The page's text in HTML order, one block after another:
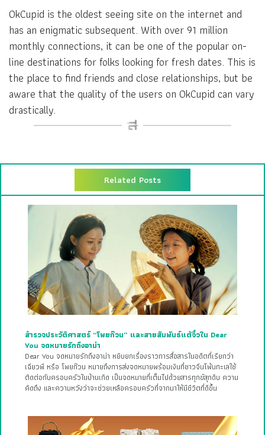
OkCupid is the oldest seeing site on the internet and
has an enigmatic subsequent. With over 91 million
monthly connections, it can be one of the popular on-
line destinations for folks looking for fresh dates. This is
the place to find friends and close relationships, but be
aware that the quality of the users on OkCupid can vary
drastically.
Related Posts
สำรวจประวัติศาสตร์ “โพยก๊วน” และสายสัมพันธ์แต้จิ๋วใน Dear
You จดหมายรักถึงอาม่า
Dear You จดหมายรักถึงอาม่า หยิบยกเรื่องราวการสื่อสารในอดีตที่เรียกว่า
เฉียวพี หรือ โพยก๊วน หมายถึงการส่งจดหมายพร้อมเงินที่ชาวจีนโพ้นทะเลใช้
ติดต่อกับครอบครัวในบ้านเกิด เป็นจดหมายที่เต็มไปด้วยสารทุกข์สุกดิบ ความ
คิดถึง และความหวังว่าจะช่วยเหลือครอบครัวที่จากมาให้มีชีวิตที่ดีขึ้น